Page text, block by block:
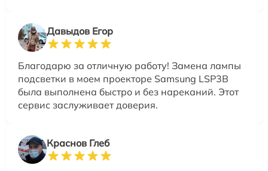
Давыдов Егор
Благодарю за отличную работу! Замена лампы
подсветки в моем проекторе Samsung LSP3B
была выполнена быстро и без нареканий. Этот
сервис заслуживает доверия.
Краснов Глеб